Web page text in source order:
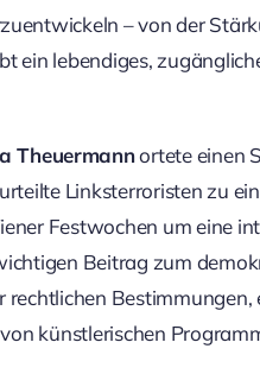
– von der
ein lebendiges,
Theuermannortete einen
Linksterroristen zu
Festwochen um eine
Beitrag zum
künstlerischen